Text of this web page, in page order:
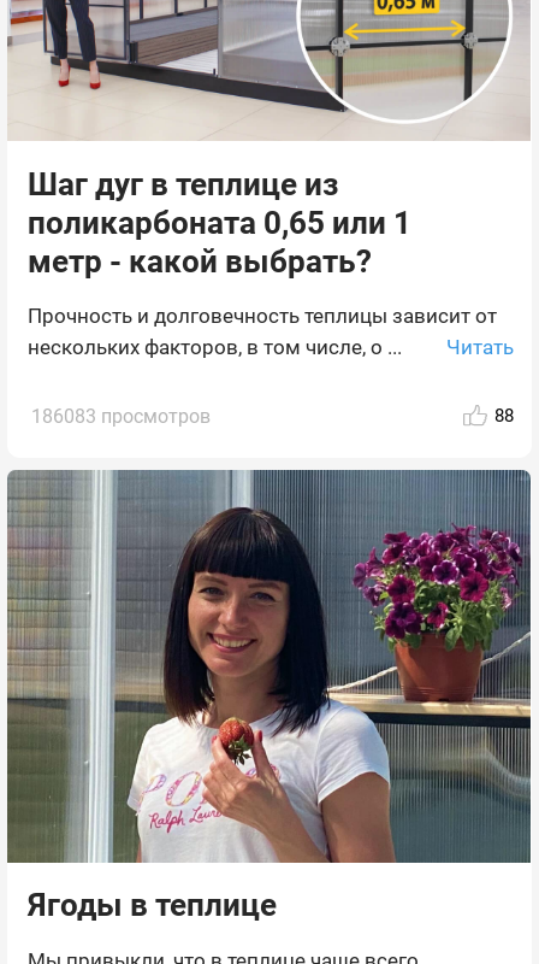
Шаг дуг в теплице из
поликарбоната 0,65 или 1
метр - какой выбрать?
Прочность и долговечность теплицы зависит от
нескольких факторов, в том числе, о ...
Читать
186083 просмотров 88
Ягоды в теплице